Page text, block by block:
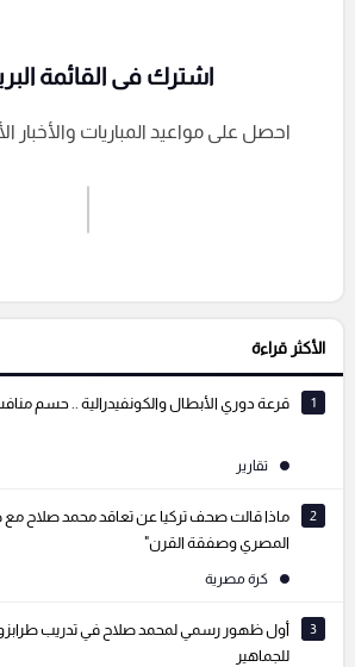
إرسال تعليق
التعليقات السابقة
اشترك فى القائمة
احصل على مواعيد المباريات والأخبار
الأكثر قراءة
1 قرعة دوري الأبطال والكونفيدرالية .. حسم
تقارير
2
ماذا قالت صحف تركيا عن تعاقد محمد صلاح مع
المصري وصفقة القرن"
كرة مصرية
3
أول ظهور رسمي لمحمد صلاح في تدريب
للجماهير